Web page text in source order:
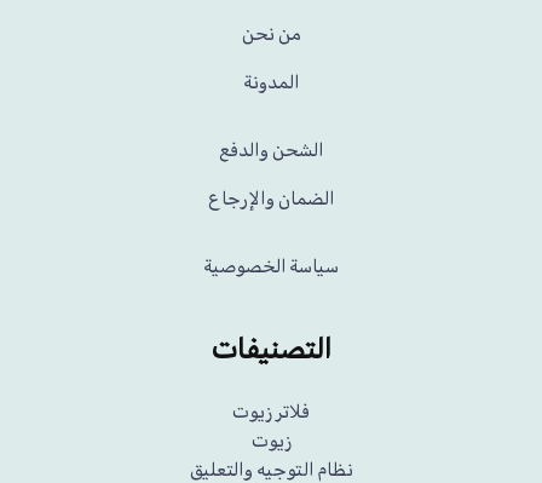
من نحن
المدونة
الشحن والدفع
الضمان والإرجاع
سياسة الخصوصية
التصنيفات
فلاتر زيوت
زيوت
نظام التوجيه والتعليق